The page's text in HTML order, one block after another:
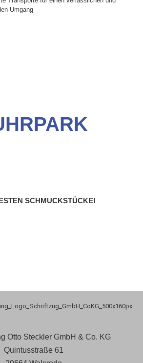
Umgang
SCHMUCKSTÜCKE!
Otto Steckler GmbH & Co. KG
Quintusstraße 61